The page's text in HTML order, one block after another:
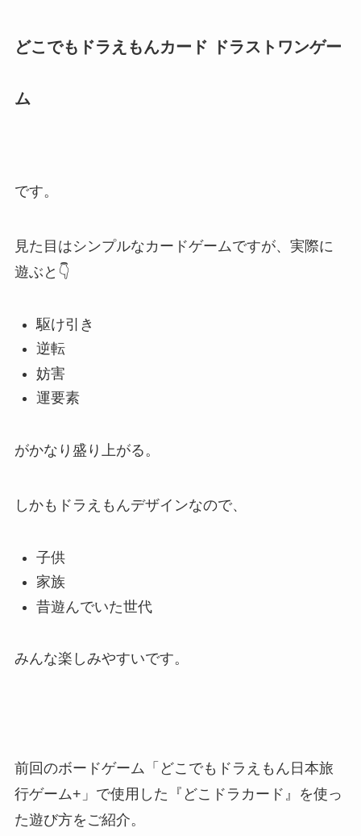
どこでもドラえもんカード ドラストワンゲー
ム
です。
見た目はシンプルなカードゲームですが、実際に
遊ぶと👇
駆け引き
逆転
妨害
運要素
がかなり盛り上がる。
しかもドラえもんデザインなので、
子供
家族
昔遊んでいた世代
みんな楽しみやすいです。
前回のボードゲーム「どこでもドラえもん日本旅
行ゲーム+」で使用した『どこドラカード』を使っ
た遊び方をご紹介。